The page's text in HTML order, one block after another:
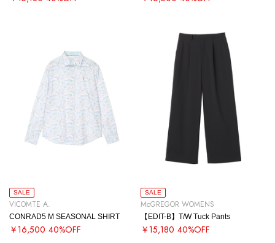
SALE
VICOMTE A.
CONRAD5 M SEASONAL SHIRT
￥16,500 40%OFF
SALE
McGREGOR WOMENS
【EDIT-B】T/W Tuck Pants
￥15,180 40%OFF